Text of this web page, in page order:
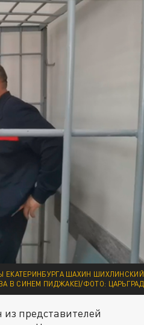
ЕКАТЕРИНБУРГА ШАХИН ШИХЛИНСКИЙ
В СИНЕМ ПИДЖАКЕ)/ФОТО: ЦАРЬГРАД
из представителей